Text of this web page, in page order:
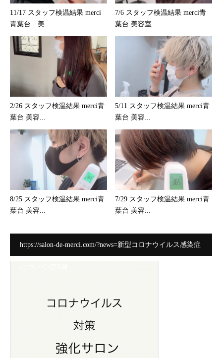
11/17 スタッフ検温結果 merci
青葉台 美...
7/6 スタッフ検温結果 merci青
葉台 美容室
2/26 スタッフ検温結果 merci青
葉台 美容...
5/11 スタッフ検温結果 merci青
葉台 美容...
8/25 スタッフ検温結果 merci青
葉台 美容...
7/29 スタッフ検温結果 merci青
葉台 美容...
https://salon-de-merci.com/?news=新型コロナウイルス感染症